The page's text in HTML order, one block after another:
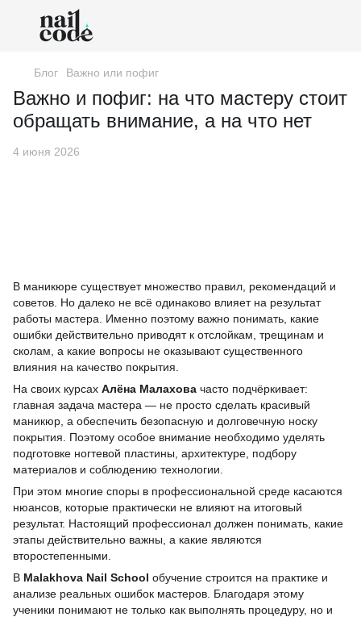
Блог Важно или пофиг
Важно и пофиг: на что мастеру стоит
обращать внимание, а на что нет
4 июня 2026
В маникюре существует множество правил, рекомендаций и
советов. Но далеко не всё одинаково влияет на результат
работы мастера. Именно поэтому важно понимать, какие
ошибки действительно приводят к отслойкам, трещинам и
сколам, а какие вопросы не оказывают существенного
влияния на качество покрытия.
На своих курсах Алёна Малахова часто подчёркивает:
главная задача мастера — не просто сделать красивый
маникюр, а обеспечить безопасную и долговечную носку
покрытия. Поэтому особое внимание необходимо уделять
подготовке ногтевой пластины, архитектуре, подбору
материалов и соблюдению технологии.
При этом многие споры в профессиональной среде касаются
нюансов, которые практически не влияют на итоговый
результат. Настоящий профессионал должен понимать, какие
этапы действительно важны, а какие являются
второстепенными.
В Malakhova Nail School обучение строится на практике и
анализе реальных ошибок мастеров. Благодаря этому
ученики понимают не только как выполнять процедуру, но и